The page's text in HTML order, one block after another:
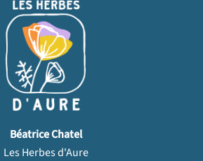
Béatrice Chatel
Les Herbes d'Aure